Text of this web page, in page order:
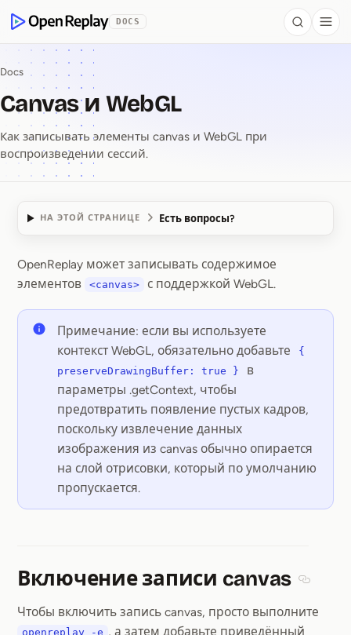
OpenReplay
DOCS Search
Docs
Canvas и WebGL
Как записывать элементы canvas и WebGL при
воспроизведении сессий.
НА ЭТОЙ СТРАНИЦЕ Есть вопросы?
Canvas и WebGL
OpenReplay может записывать содержимое
элементов
<canvas> с поддержкой WebGL.
Примечание: если вы используете
контекст WebGL, обязательно добавьте
{
preserveDrawingBuffer: true }
в
параметры .getContext, чтобы
предотвратить появление пустых кадров,
поскольку извлечение данных
изображения из canvas обычно опирается
на слой отрисовки, который по умолчанию
пропускается.
Включение записи canvas
Чтобы включить запись canvas, просто выполните
openreplay -e , а затем добавьте приведённый